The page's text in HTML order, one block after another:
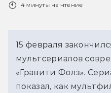
4 минуты на чтение
15 февраля
мультсериалов
«Гравити Фолз».
показал, как